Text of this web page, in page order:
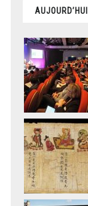
AUJOURD’HUI